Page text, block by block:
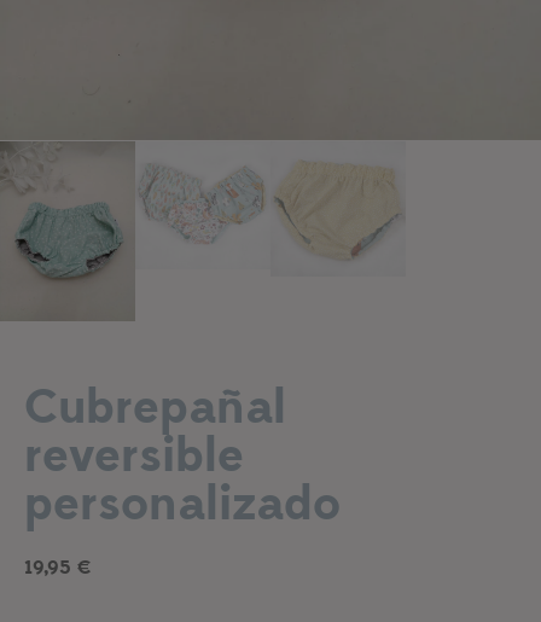
Cubrepañal
reversible
personalizado
19,95 €